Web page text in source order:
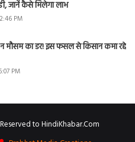
जानें कैसे मिलेगा लाभ
PM
मौसम का डर! इस फसल से किसान कमा रहे
PM
to HindiKhabar.Com